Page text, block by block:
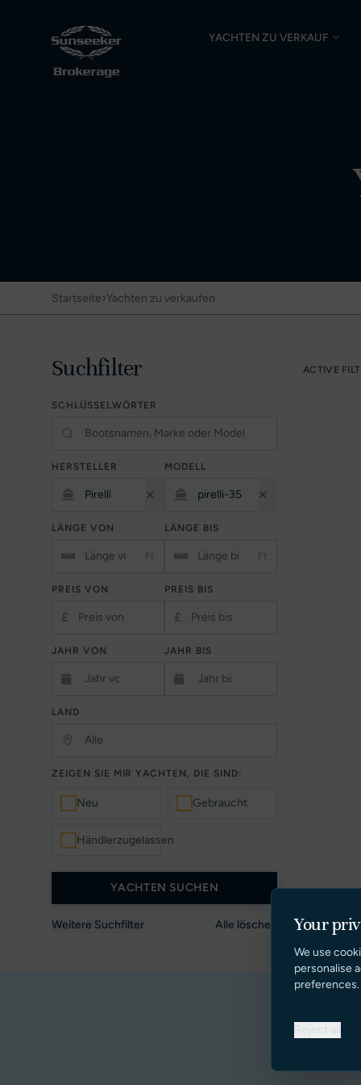
YACHTEN ZU VERKAUF
Startseite›Yachten zu verkaufen
Suchfilter
SCHLÜSSELWÖRTER
HERSTELLER MODELL
LÄNGE VON
Ft
LÄNGE BIS
Ft
PREIS VON
£
PREIS BIS
£
JAHR VON JAHR BIS
LAND
ZEIGEN SIE MIR YACHTEN, DIE SIND:
Neu Gebraucht
Händlerzugelassen
YACHTEN SUCHEN
Weitere Suchfilter Alle löschen
ACTIVE
Your
We use
personalise
preferences.
Reject all